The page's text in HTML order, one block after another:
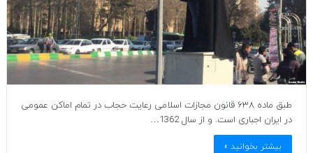
طبق ماده ۶۳۸ قانون مجازات اسلامی رعایت حجاب در تمام اماکن عمومی
در ایران اجباری است. و از سال 1362…
بیشتر بخوانید »